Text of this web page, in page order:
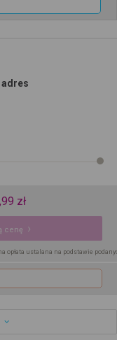
,99 zł
cenę
opłata ustalana na podstawie